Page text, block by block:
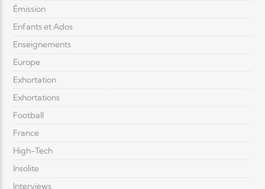
Émission
Enfants et Ados
Enseignements
Europe
Exhortation
Exhortations
Football
France
High-Tech
Insolite
Interviews